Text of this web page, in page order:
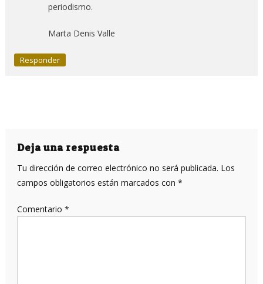
periodismo.
Marta Denis Valle
Responder
Deja una respuesta
Tu dirección de correo electrónico no será publicada. Los
campos obligatorios están marcados con *
Comentario *